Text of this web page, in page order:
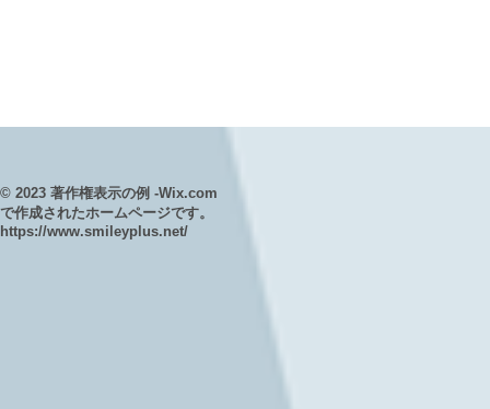
© 2023 著作権表示の例 -Wix.com
で作成されたホームページです。
https://www.smileyplus.net/